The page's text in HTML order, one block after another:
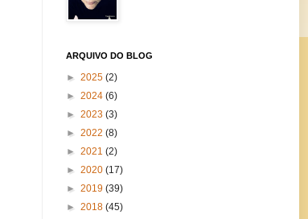
ARQUIVO DO BLOG
► 2025 (2)
► 2024 (6)
► 2023 (3)
► 2022 (8)
► 2021 (2)
► 2020 (17)
► 2019 (39)
► 2018 (45)